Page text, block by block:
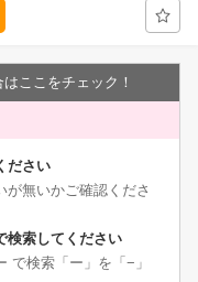
ここをチェック！
ださい
無いかご確認くださ
検索してください
検索「ー」を「−」